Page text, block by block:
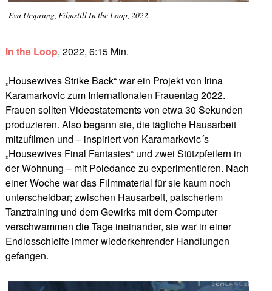
Eva Ursprung, Filmstill In the Loop, 2022
In the Loop, 2022, 6:15 Min.
„Housewives Strike Back“ war ein Projekt von Irina
Karamarkovic zum Internationalen Frauentag 2022.
Frauen sollten Videostatements von etwa 30 Sekunden
produzieren. Also begann sie, die tägliche Hausarbeit
mitzufilmen und – inspiriert von Karamarkovic´s
„Housewives Final Fantasies“ und zwei Stützpfeilern in
der Wohnung – mit Poledance zu experimentieren. Nach
einer Woche war das Filmmaterial für sie kaum noch
unterscheidbar; zwischen Hausarbeit, patschertem
Tanztraining und dem Gewirks mit dem Computer
verschwammen die Tage ineinander, sie war in einer
Endlosschleife immer wiederkehrender Handlungen
gefangen.